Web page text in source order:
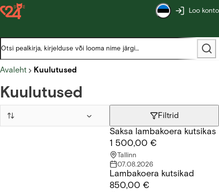
Loo konto
Avaleht Kuulutused
Kuulutused
Filtrid
Saksa lambakoera kutsikas
1 500,00 €
Tallinn
07.08.2026
Lambakoera kutsikad
850,00 €